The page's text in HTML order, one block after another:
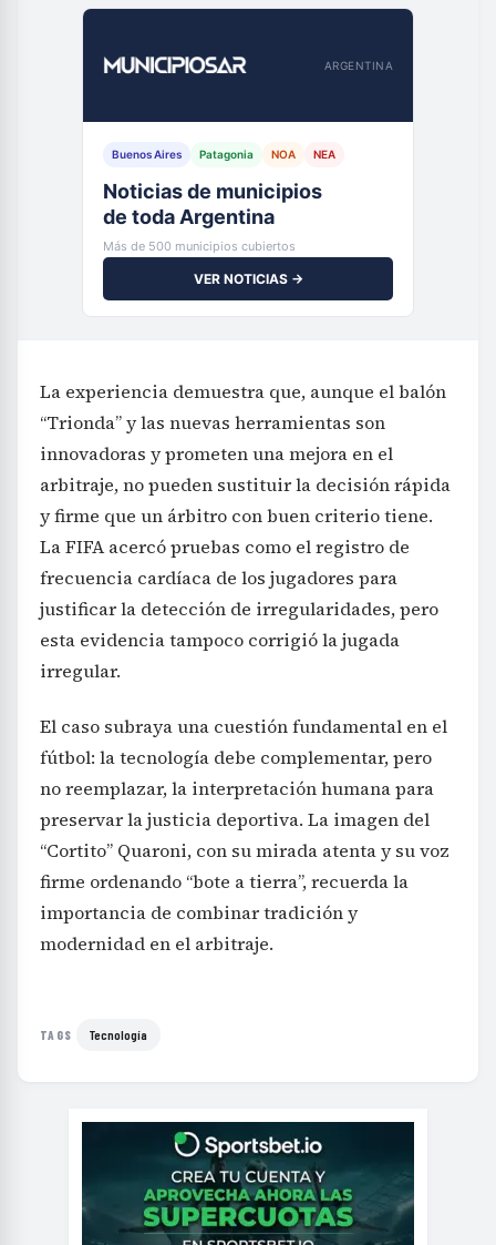
ARGENTINA
Buenos Aires Patagonia NOA NEA
Noticias de municipios
de toda Argentina
Más de 500 municipios cubiertos
VER NOTICIAS →
La experiencia demuestra que, aunque el balón
“Trionda” y las nuevas herramientas son
innovadoras y prometen una mejora en el
arbitraje, no pueden sustituir la decisión rápida
y firme que un árbitro con buen criterio tiene.
La FIFA acercó pruebas como el registro de
frecuencia cardíaca de los jugadores para
justificar la detección de irregularidades, pero
esta evidencia tampoco corrigió la jugada
irregular.
El caso subraya una cuestión fundamental en el
fútbol: la tecnología debe complementar, pero
no reemplazar, la interpretación humana para
preservar la justicia deportiva. La imagen del
“Cortito” Quaroni, con su mirada atenta y su voz
firme ordenando “bote a tierra”, recuerda la
importancia de combinar tradición y
modernidad en el arbitraje.
TAGS Tecnología